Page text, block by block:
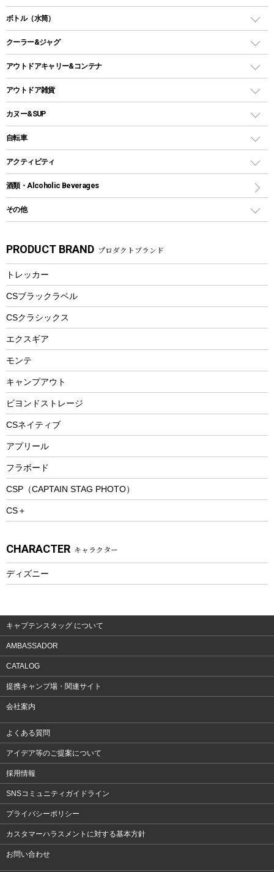
スクエアタープ（レクタタープ）
メッシュタープ
自立式タープ
パラソル
テントアクセサリー
ペグ
ポール
グランドシート
ツール
LEDライト
ヘッドライト
キャンドル
ガス缶
ガストーチ、ライター
焚き火台タイプ（ロースタイル）グリル
卓上タイプグリル
パーティータイプグリル
ソロキャンプ用グリル
鉄板、アミ
焚き火台&ストーブ
火起こし
バーベキューツール
ダッチオーブン
ホットサンドメーカー
クッカーセット
シェラカップ
クッキングツール
ナイフ
カトラリー
マグカップ、カップ
ステンレスボトル
フードボトル
トレー
ランチョンマット
ランチボックス
ボトル（水筒）
ステンレスボトル
コップ付きタイプ
ワンタッチタイプ
プラスチックボトル
ディズニーボトル
クーラー&ジャグ
クーラーボックス
クーラーバッグ
ウォータージャグ
保冷剤
アウトドアキャリー&コンテナ
アウトドアキャリー
アウトドア雑貨
バックパック&バッグ
リュック、バックパック
トートバッグ、サコッシュ
ショッピングキャリー
その他アウトドア雑貨
スプレー関係
ツール、他
カヌー&SUP
インフレータブル
カヤック
パドル
ヘルメット
エアーポンプ
アクセサリー
自転車
折りたたみ自転車
スポーツサイクル
シティサイクル
自転車ウェア
アクティビティ
マリン
ラッシュガード
パラソル
フローティングベスト
エアーポンプ
ビーチテント
ウィンター
スノーシュー
防寒ウェア
トレッキング
トレッキングステッキ
トレッキングアクセサリー
プレイグッズ
ウェルネス
ウェア、タオル
ウェア
酒類・Alcoholic Beverages
その他
湯たんぽ
防災用品
PRODUCT BRAND プロダクトブランド
トレッカー
CSブラックラベル
CSクラシックス
エクスギア
モンテ
キャンプアウト
ビヨンドストレージ
CSネイティブ
アプリール
フラボード
CSP（CAPTAIN STAG PHOTO）
CS＋
CHARACTER キャラクター
ディズニー
キャプテンスタッグ について
AMBASSADOR
CATALOG
提携キャンプ場・関連サイト
会社案内
よくある質問
アイデア等のご提案について
採用情報
SNSコミュニティガイドライン
プライバシーポリシー
カスタマーハラスメントに対する基本方針
お問い合わせ